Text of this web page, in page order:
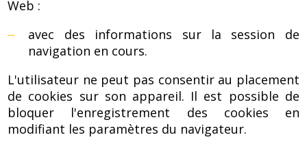
-
Polski
lider
Web :
avec des informations sur la session de
navigation en cours.
L'utilisateur ne peut pas consentir au placement
de cookies sur son appareil. Il est possible de
bloquer l'enregistrement des cookies en
modifiant les paramètres du navigateur.